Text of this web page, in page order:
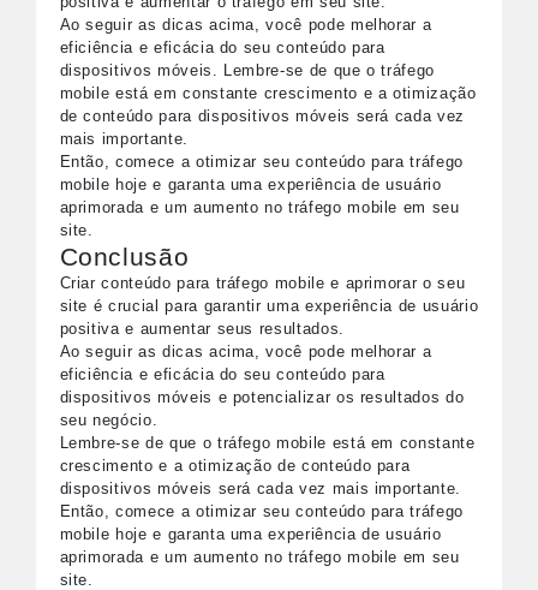
Ao seguir as dicas acima, você pode melhorar a
eficiência e eficácia do seu conteúdo para
dispositivos móveis. Lembre-se de que o tráfego
mobile está em constante crescimento e a otimização
de conteúdo para dispositivos móveis será cada vez
mais importante.
Então, comece a otimizar seu conteúdo para tráfego
mobile hoje e garanta uma experiência de usuário
aprimorada e um aumento no tráfego mobile em seu
site.
Conclusão
Criar conteúdo para tráfego mobile e aprimorar o seu
site é crucial para garantir uma experiência de usuário
positiva e aumentar seus resultados.
Ao seguir as dicas acima, você pode melhorar a
eficiência e eficácia do seu conteúdo para
dispositivos móveis e potencializar os resultados do
seu negócio.
Lembre-se de que o tráfego mobile está em constante
crescimento e a otimização de conteúdo para
dispositivos móveis será cada vez mais importante.
Então, comece a otimizar seu conteúdo para tráfego
mobile hoje e garanta uma experiência de usuário
aprimorada e um aumento no tráfego mobile em seu
site.